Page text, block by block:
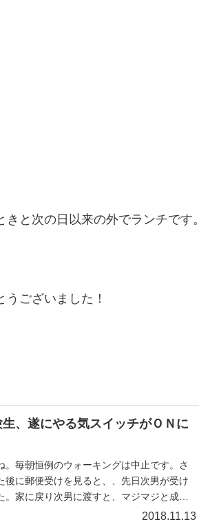
と次の日以来の外でランチです。
ございました！
、遂にやる気スイッチがＯＮに
毎朝恒例のウォーキングは中止です。さ
に郵便受けを見ると、、先日次男が受け
家に戻り次男に渡すと、マジマジと成績
2018.11.13